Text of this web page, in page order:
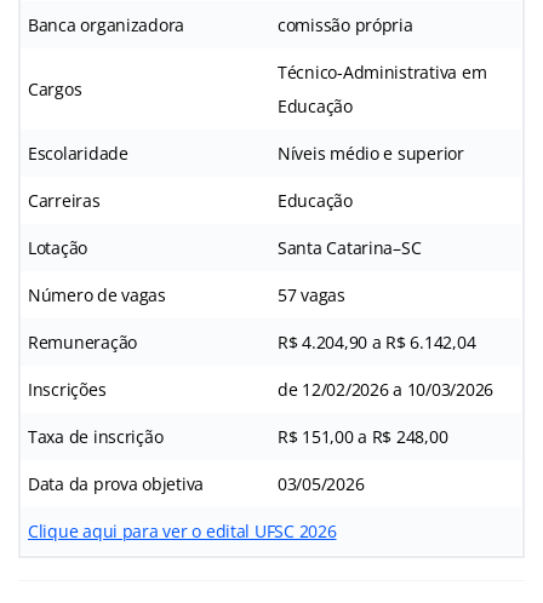
Banca organizadora comissão própria
Cargos
Técnico-Administrativa em
Educação
Escolaridade Níveis médio e superior
Carreiras Educação
Lotação Santa Catarina–SC
Número de vagas 57 vagas
Remuneração R$ 4.204,90 a R$ 6.142,04
Inscrições de 12/02/2026 a 10/03/2026
Taxa de inscrição R$ 151,00 a R$ 248,00
Data da prova objetiva 03/05/2026
Clique aqui para ver o edital UFSC 2026